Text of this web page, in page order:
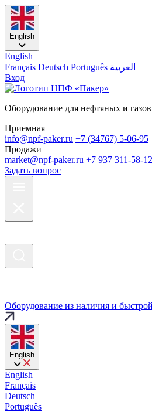
English
English
Français Deutsch Português العربية
Вход
Оборудование для нефтяных и
Приемная
info@npf-paker.ru +7 (34767) 5-06-95
Продажи
market@npf-paker.ru +7 937 311-58-12
Задать вопрос
Оборудование из наличия и
English
English
Français
Deutsch
Português